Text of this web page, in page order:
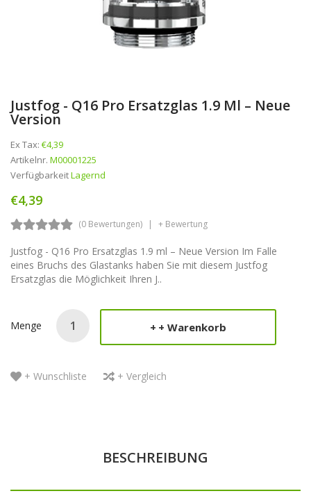
Justfog - Q16 Pro Ersatzglas 1.9 Ml – Neue
Version
Ex Tax: €4,39
Artikelnr. M00001225
VerfügbarkeitLagernd
€4,39
(0 Bewertungen) + Bewertung
Justfog - Q16 Pro Ersatzglas 1.9 ml – Neue Version Im Falle
eines Bruchs des Glastanks haben Sie mit diesem Justfog
Ersatzglas die Möglichkeit Ihren J..
Menge + Warenkorb
+ Wunschliste + Vergleich
BESCHREIBUNG